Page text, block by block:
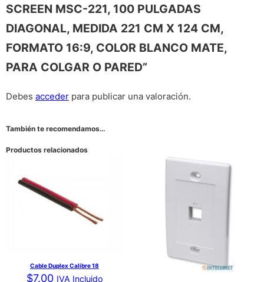
SCREEN MSC-221, 100 PULGADAS
DIAGONAL, MEDIDA 221 CM X 124 CM,
FORMATO 16:9, COLOR BLANCO MATE,
PARA COLGAR O PARED”
Debes acceder para publicar una valoración.
También te recomendamos…
Productos relacionados
Cable Duplex Calibre 18
$7.00 IVA Incluido